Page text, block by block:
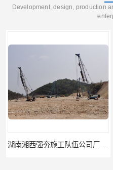
Development, design, production